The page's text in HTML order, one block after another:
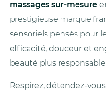
massages sur‑mesure
prestigieuse marque
sensoriels pensés pour
efficacité, douceur et
beauté plus
Respirez,